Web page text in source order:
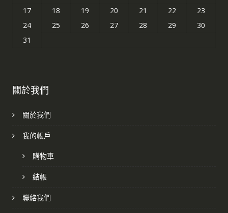
17
18 19 20 21 22
23
24
25 26 27 28 29
30
31
關於我們
關於我們
我的帳戶
購物車
結帳
聯絡我們